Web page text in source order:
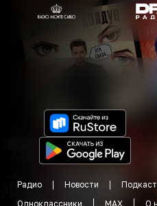
Радио Новости
Одноклассники
MAX О